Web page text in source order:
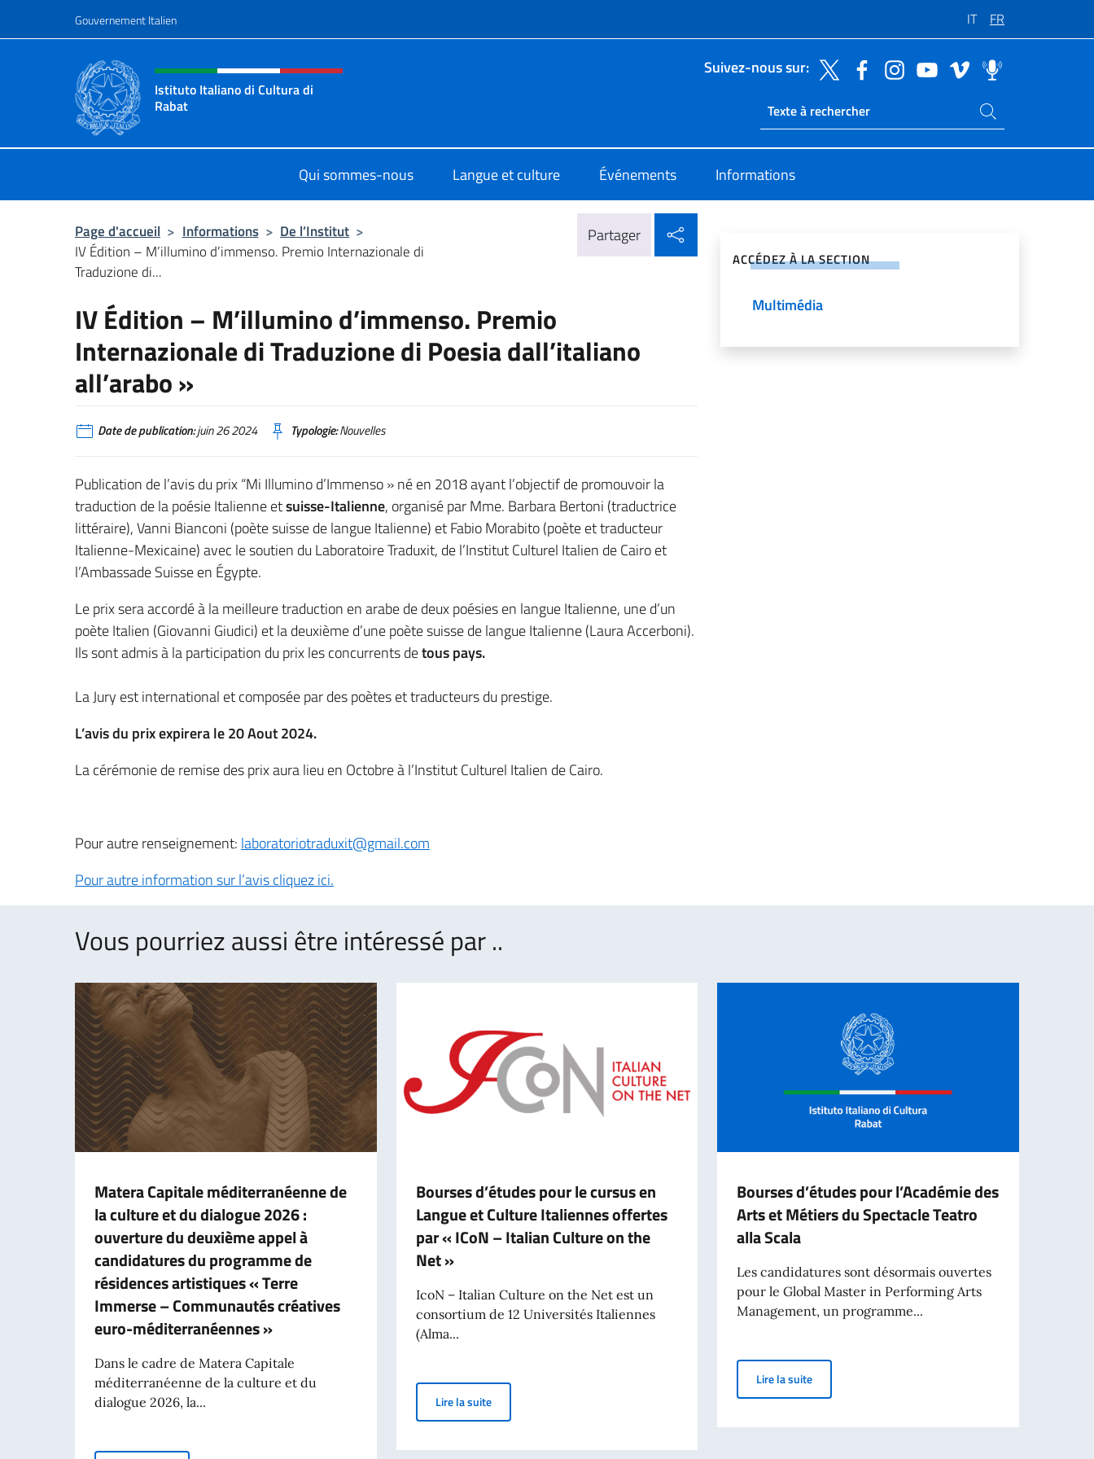
Gouvernement Italien IT FR
Site Web, social et en-tête de menu
Istituto Italiano di Cultura di
Rabat
Suivez-nous sur:
Ricerca sito live
Rechercher dans le site
Qui sommes-nous Langue et culture Événements Informations
Page d'accueil > Informations > De l’Institut >
IV Édition – M’illumino d’immenso. Premio Internazionale di
Traduzione di...
Partager
IV Édition – M’illumino d’immenso. Premio
Internazionale di Traduzione di Poesia dall’italiano
all’arabo »
Date de publication:juin 26 2024 Typologie:Nouvelles
Publication de l’avis du prix “Mi Illumino d’Immenso » né en 2018 ayant l’objectif de promouvoir la
traduction de la poésie Italienne etsuisse-Italienne, organisé par Mme. Barbara Bertoni (traductrice
littéraire), Vanni Bianconi (poète suisse de langue Italienne) et Fabio Morabito (poète et traducteur
Italienne-Mexicaine) avec le soutien du Laboratoire Traduxit, de l’Institut Culturel Italien de Cairo et
l’Ambassade Suisse en Égypte.
Le prix sera accordé à la meilleure traduction en arabe de deux poésies en langue Italienne, une d’un
poète Italien (Giovanni Giudici) et la deuxième d’une poète suisse de langue Italienne (Laura Accerboni).
Ils sont admis à la participation du prix les concurrents detous pays.
La Jury est international et composée par des poètes et traducteurs du prestige.
L’avis du prix expirera le 20 Aout 2024.
La cérémonie de remise des prix aura lieu en Octobre à l’Institut Culturel Italien de Cairo.
Pour autre renseignement: laboratoriotraduxit@gmail.com
Pour autre information sur l’avis cliquez ici.
ACCÉDEZ À LA SECTION
Multimédia
Vous pourriez aussi être intéressé par ..
Matera Capitale méditerranéenne de
la culture et du dialogue 2026 :
ouverture du deuxième appel à
candidatures du programme de
résidences artistiques « Terre
Immerse – Communautés créatives
euro-méditerranéennes »
Dans le cadre de Matera Capitale
méditerranéenne de la culture et du
dialogue 2026, la...
Bourses d’études pour le cursus en
Langue et Culture Italiennes offertes
par « ICoN – Italian Culture on the
Net »
IcoN – Italian Culture on the Net est un
consortium de 12 Universités Italiennes
(Alma...
Lire la suiteBourses d’études pour le cursus en Langue et Culture Italiennes offertes par « ICoN – Italian Culture on the Net »
Bourses d’études pour l’Académie des
Arts et Métiers du Spectacle Teatro
alla Scala
Les candidatures sont désormais ouvertes
pour le Global Master in Performing Arts
Management, un programme...
Lire la suiteBourses d’études pour l’Académie des Arts et Métiers du